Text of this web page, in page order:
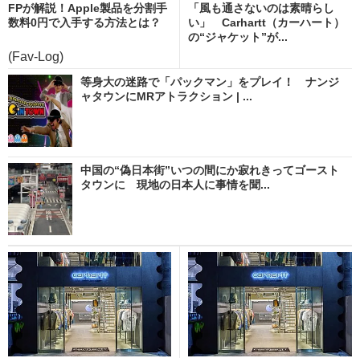
FPが解説！Apple製品を分割手
数料0円で入手する方法とは？
(Fav-Log)
「風も通さないのは素晴らし
い」 Carhartt（カーハート）
の“ジャケット”が...
等身大の迷路で「パックマン」をプレイ！ ナンジ
ャタウンにMRアトラクション | ...
中国の“偽日本街”いつの間にか寂れきってゴースト
タウンに 現地の日本人に事情を聞...